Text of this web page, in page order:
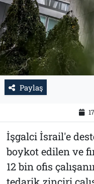
Paylaş
İşgalci İsrail'e
boykot edilen ve
12 bin ofis
tedarik zinciri